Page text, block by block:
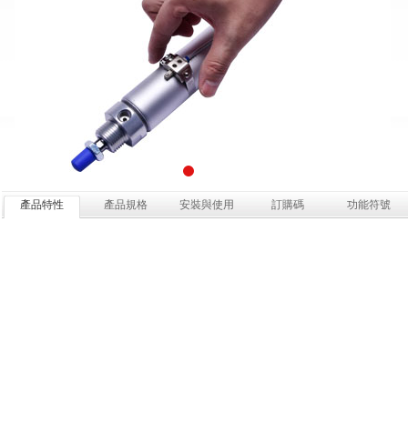
產品特性 產品規格 安裝與使用 訂購碼 功能符號